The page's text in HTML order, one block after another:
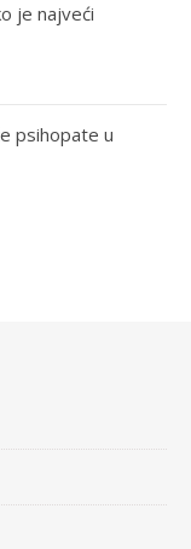
je najveći
psihopate u